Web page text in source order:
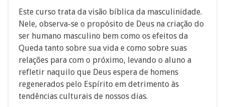
Este curso trata da visão bíblica da masculinidade.
Nele, observa-se o propósito de Deus na criação do
ser humano masculino bem como os efeitos da
Queda tanto sobre sua vida e como sobre suas
relações para com o próximo, levando o aluno a
refletir naquilo que Deus espera de homens
regenerados pelo Espírito em detrimento às
tendências culturais de nossos dias.